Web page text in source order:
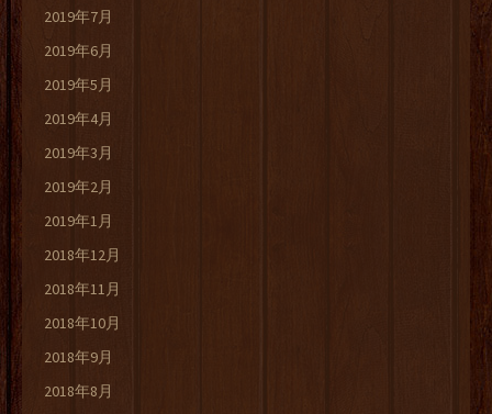
2019年7月
2019年6月
2019年5月
2019年4月
2019年3月
2019年2月
2019年1月
2018年12月
2018年11月
2018年10月
2018年9月
2018年8月